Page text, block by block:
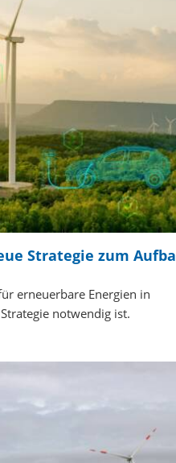
Strategie zum
erneuerbare Energien in
notwendig ist.